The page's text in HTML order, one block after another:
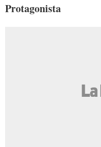
Protagonista